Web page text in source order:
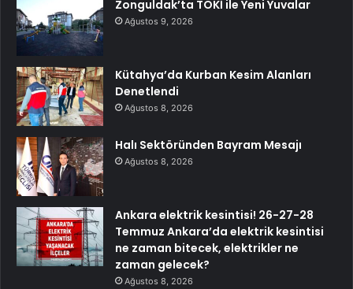
Zonguldak’ta TOKİ ile Yeni Yuvalar
Ağustos 9, 2026
Kütahya’da Kurban Kesim Alanları
Denetlendi
Ağustos 8, 2026
Halı Sektöründen Bayram Mesajı
Ağustos 8, 2026
Ankara elektrik kesintisi! 26-27-28
Temmuz Ankara’da elektrik kesintisi
ne zaman bitecek, elektrikler ne
zaman gelecek?
Ağustos 8, 2026